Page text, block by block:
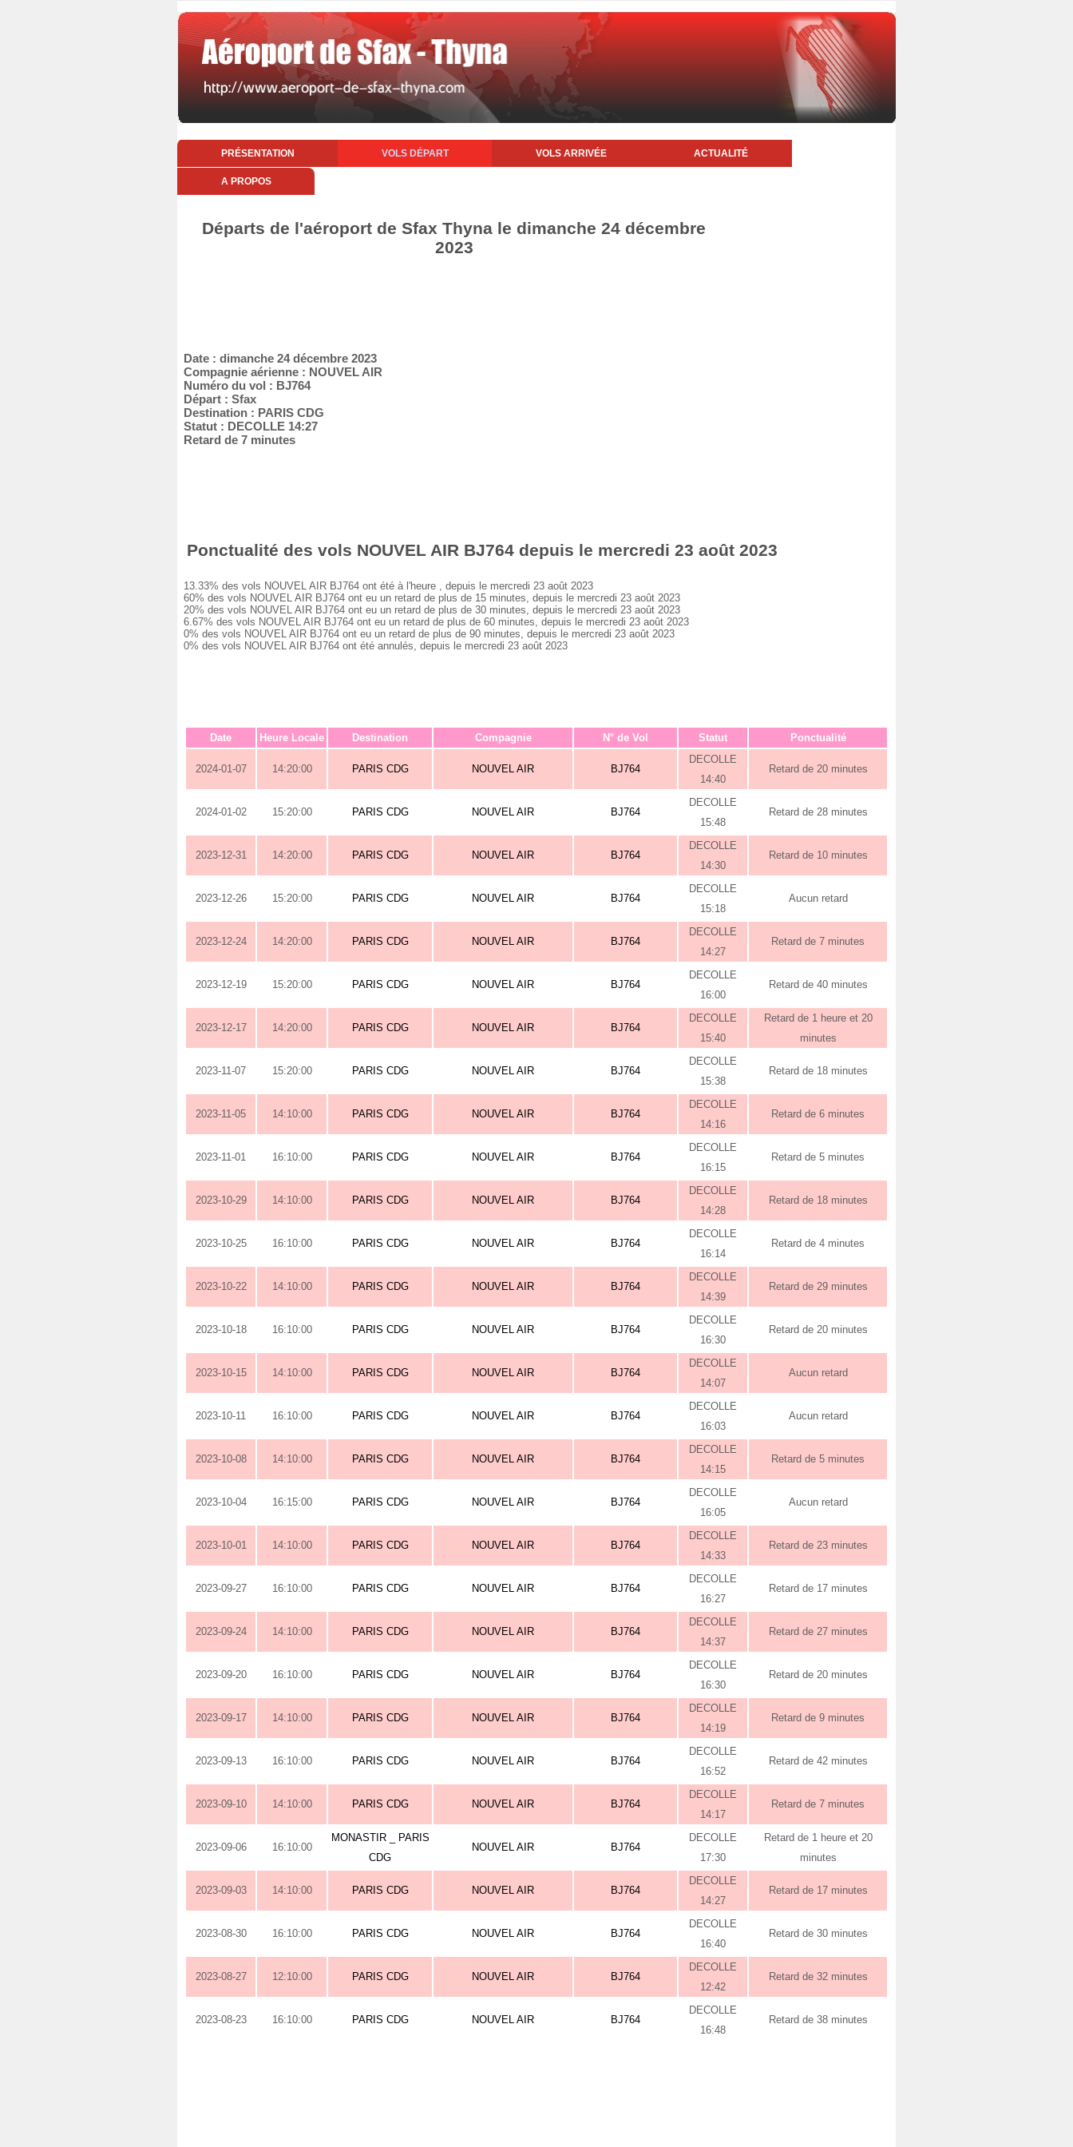
PRÉSENTATION VOLS DÉPART VOLS ARRIVÉE ACTUALITÉ
A PROPOS
Départs de l'aéroport de Sfax Thyna le dimanche 24 décembre
2023
Date : dimanche 24 décembre 2023
Compagnie aérienne : NOUVEL AIR
Numéro du vol : BJ764
Départ : Sfax
Destination : PARIS CDG
Statut : DECOLLE 14:27
Retard de 7 minutes
Ponctualité des vols NOUVEL AIR BJ764 depuis le mercredi 23 août 2023
13.33% des vols NOUVEL AIR BJ764 ont été à l'heure , depuis le mercredi 23 août 2023
60% des vols NOUVEL AIR BJ764 ont eu un retard de plus de 15 minutes, depuis le mercredi 23 août 2023
20% des vols NOUVEL AIR BJ764 ont eu un retard de plus de 30 minutes, depuis le mercredi 23 août 2023
6.67% des vols NOUVEL AIR BJ764 ont eu un retard de plus de 60 minutes, depuis le mercredi 23 août 2023
0% des vols NOUVEL AIR BJ764 ont eu un retard de plus de 90 minutes, depuis le mercredi 23 août 2023
0% des vols NOUVEL AIR BJ764 ont été annulés, depuis le mercredi 23 août 2023
Date Heure Locale Destination Compagnie N° de Vol Statut Ponctualité
2024-01-07 14:20:00 PARIS CDG NOUVEL AIR BJ764
DECOLLE
14:40
Retard de 20 minutes
2024-01-02 15:20:00 PARIS CDG NOUVEL AIR BJ764
DECOLLE
15:48
Retard de 28 minutes
2023-12-31 14:20:00 PARIS CDG NOUVEL AIR BJ764
DECOLLE
14:30
Retard de 10 minutes
2023-12-26 15:20:00 PARIS CDG NOUVEL AIR BJ764
DECOLLE
15:18
Aucun retard
2023-12-24 14:20:00 PARIS CDG NOUVEL AIR BJ764
DECOLLE
14:27
Retard de 7 minutes
2023-12-19 15:20:00 PARIS CDG NOUVEL AIR BJ764
DECOLLE
16:00
Retard de 40 minutes
2023-12-17 14:20:00 PARIS CDG NOUVEL AIR BJ764
DECOLLE
15:40
Retard de 1 heure et 20
minutes
2023-11-07 15:20:00 PARIS CDG NOUVEL AIR BJ764
DECOLLE
15:38
Retard de 18 minutes
2023-11-05 14:10:00 PARIS CDG NOUVEL AIR BJ764
DECOLLE
14:16
Retard de 6 minutes
2023-11-01 16:10:00 PARIS CDG NOUVEL AIR BJ764
DECOLLE
16:15
Retard de 5 minutes
2023-10-29 14:10:00 PARIS CDG NOUVEL AIR BJ764
DECOLLE
14:28
Retard de 18 minutes
2023-10-25 16:10:00 PARIS CDG NOUVEL AIR BJ764
DECOLLE
16:14
Retard de 4 minutes
2023-10-22 14:10:00 PARIS CDG NOUVEL AIR BJ764
DECOLLE
14:39
Retard de 29 minutes
2023-10-18 16:10:00 PARIS CDG NOUVEL AIR BJ764
DECOLLE
16:30
Retard de 20 minutes
2023-10-15 14:10:00 PARIS CDG NOUVEL AIR BJ764
DECOLLE
14:07
Aucun retard
2023-10-11 16:10:00 PARIS CDG NOUVEL AIR BJ764
DECOLLE
16:03
Aucun retard
2023-10-08 14:10:00 PARIS CDG NOUVEL AIR BJ764
DECOLLE
14:15
Retard de 5 minutes
2023-10-04 16:15:00 PARIS CDG NOUVEL AIR BJ764
DECOLLE
16:05
Aucun retard
2023-10-01 14:10:00 PARIS CDG NOUVEL AIR BJ764
DECOLLE
14:33
Retard de 23 minutes
2023-09-27 16:10:00 PARIS CDG NOUVEL AIR BJ764
DECOLLE
16:27
Retard de 17 minutes
2023-09-24 14:10:00 PARIS CDG NOUVEL AIR BJ764
DECOLLE
14:37
Retard de 27 minutes
2023-09-20 16:10:00 PARIS CDG NOUVEL AIR BJ764
DECOLLE
16:30
Retard de 20 minutes
2023-09-17 14:10:00 PARIS CDG NOUVEL AIR BJ764
DECOLLE
14:19
Retard de 9 minutes
2023-09-13 16:10:00 PARIS CDG NOUVEL AIR BJ764
DECOLLE
16:52
Retard de 42 minutes
2023-09-10 14:10:00 PARIS CDG NOUVEL AIR BJ764
DECOLLE
14:17
Retard de 7 minutes
2023-09-06 16:10:00
MONASTIR _ PARIS
CDG
NOUVEL AIR BJ764
DECOLLE
17:30
Retard de 1 heure et 20
minutes
2023-09-03 14:10:00 PARIS CDG NOUVEL AIR BJ764
DECOLLE
14:27
Retard de 17 minutes
2023-08-30 16:10:00 PARIS CDG NOUVEL AIR BJ764
DECOLLE
16:40
Retard de 30 minutes
2023-08-27 12:10:00 PARIS CDG NOUVEL AIR BJ764
DECOLLE
12:42
Retard de 32 minutes
2023-08-23 16:10:00 PARIS CDG NOUVEL AIR BJ764
DECOLLE
16:48
Retard de 38 minutes